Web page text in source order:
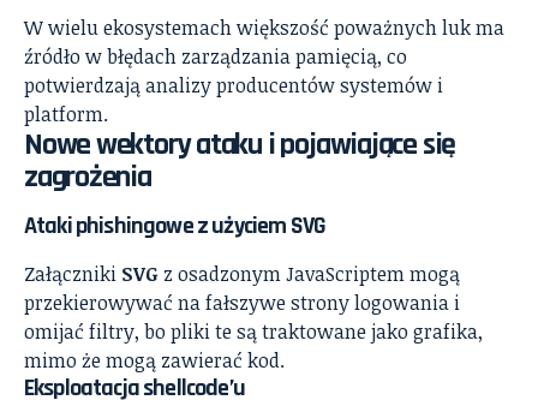
W wielu ekosystemach większość poważnych luk ma
źródło w błędach zarządzania pamięcią, co
potwierdzają analizy producentów systemów i
platform.
Nowe wektory ataku i pojawiające się
zagrożenia
Ataki phishingowe z użyciem SVG
Załączniki SVG z osadzonym JavaScriptem mogą
przekierowywać na fałszywe strony logowania i
omijać filtry, bo pliki te są traktowane jako grafika,
mimo że mogą zawierać kod.
Eksploatacja shellcode’u